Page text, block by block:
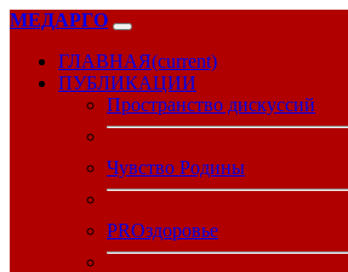
МЕДАРГО
ГЛАВНАЯ(current)
ПУБЛИКАЦИИ
Пространство дискуссий
Чувство Родины
PROздоровье